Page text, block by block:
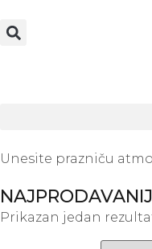
Unesite prazniču
Prikazan jedan